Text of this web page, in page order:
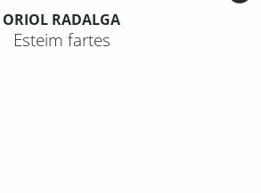
ORIOL RADALGA
Esteim fartes